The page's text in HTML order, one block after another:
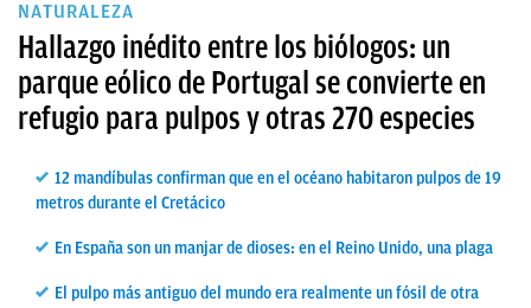
NATURALEZA
Hallazgo inédito entre los biólogos: un
parque eólico de Portugal se convierte en
refugio para pulpos y otras 270 especies
12 mandíbulas confirman que en el océano habitaron pulpos de 19
metros durante el Cretácico
En España son un manjar de dioses: en el Reino Unido, una plaga
El pulpo más antiguo del mundo era realmente un fósil de otra